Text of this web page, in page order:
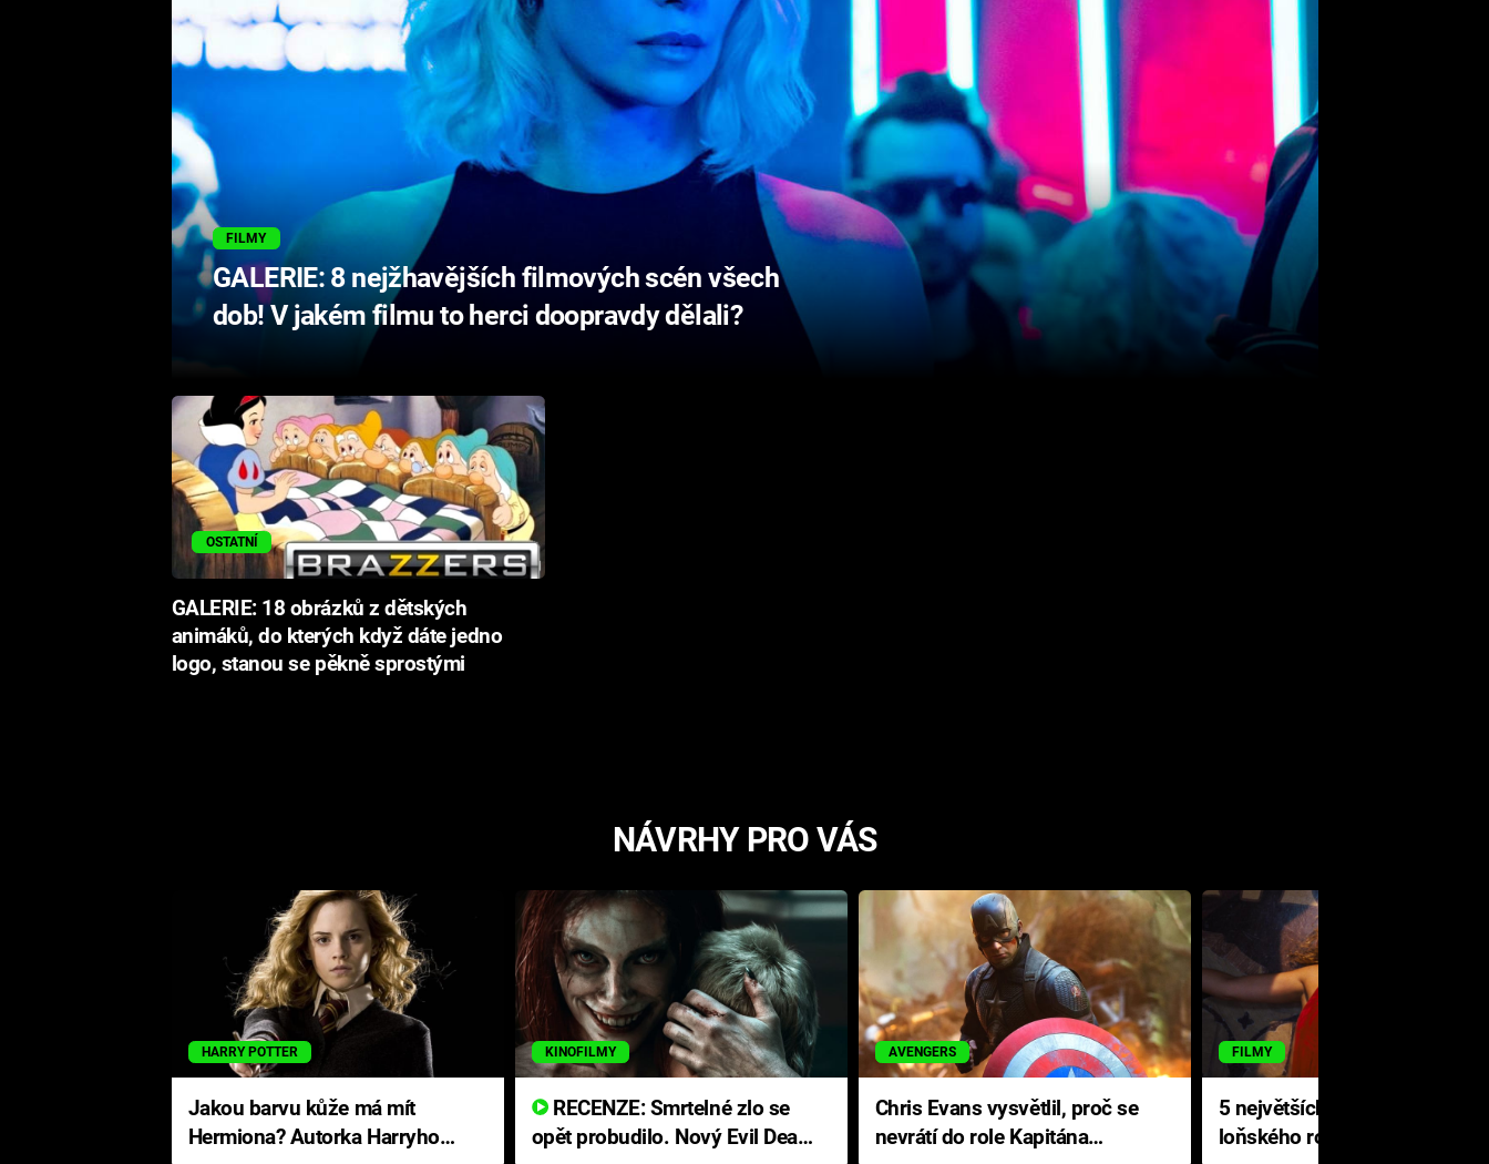
FILMY
GALERIE: 8 nejžhavějších filmových scén všech
dob! V jakém filmu to herci doopravdy dělali?
OSTATNÍ
GALERIE: 18 obrázků z dětských
animáků, do kterých když dáte jedno
logo, stanou se pěkně sprostými
NÁVRHY PRO VÁS
HARRY POTTER
Jakou barvu kůže má mít
Hermiona? Autorka Harryho
KINOFILMY
RECENZE: Smrtelné zlo se
opět probudilo. Nový Evil Dead
AVENGERS
Chris Evans vysvětlil, proč se
nevrátí do role Kapitána
FILMY
5 největších propadáků
loňského roku: Disney na